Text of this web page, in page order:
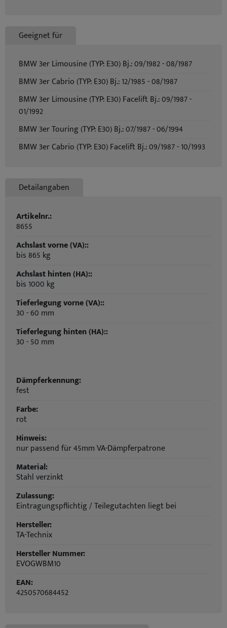
Geeignet für
BMW 3er Limousine (TYP: E30) Bj.: 09/1982 - 08/1987
BMW 3er Cabrio (TYP: E30) Bj.: 12/1985 - 08/1987
BMW 3er Limousine (TYP: E30) Facelift Bj.: 09/1987 -
01/1992
BMW 3er Touring (TYP: E30) Bj.: 07/1987 - 06/1994
BMW 3er Cabrio (TYP: E30) Facelift Bj.: 09/1987 - 10/1993
Detailangaben
Artikelnr.:
8655
Achslast vorne (VA)::
bis 865 kg
Achslast hinten (HA)::
bis 1000 kg
Tieferlegung vorne (VA)::
30 - 60 mm
Tieferlegung hinten (HA)::
30 - 50 mm
Dämpferkennung:
fest
Farbe:
rot
Hinweis:
nur passend für 45mm VA-Dämpferpatrone
Material:
Stahl verzinkt
Zulassung:
Eintragungspflichtig / Teilegutachten liegt bei
Hersteller:
TA-Technix
Hersteller Nummer:
EVOGWBM10
EAN:
4250570684452